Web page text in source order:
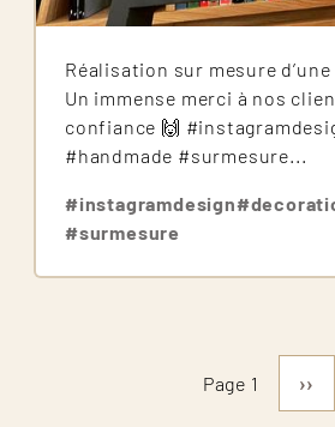
Réalisation sur mesure
Un immense merci à nos
confiance 🙌
#handmade #surmesure...
#instagramdesign
#surmesure
Page 1
Page
››